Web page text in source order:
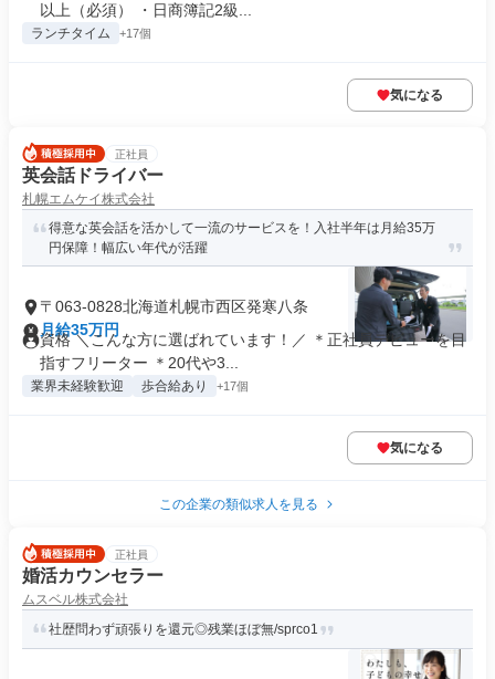
以上（必須） ・日商簿記2級...
ランチタイム +17個
気になる
正社員
英会話ドライバー
札幌エムケイ株式会社
得意な英会話を活かして一流のサービスを！入社半年は月給35万
円保障！幅広い年代が活躍
〒063-0828北海道札幌市西区発寒八条
月給35万円
資格 ＼こんな方に選ばれています！／ ＊正社員デビューを目
指すフリーター ＊20代や3...
業界未経験歓迎 歩合給あり +17個
気になる
この企業の類似求人を見る
正社員
婚活カウンセラー
ムスベル株式会社
社歴問わず頑張りを還元◎残業ほぼ無/sprco1